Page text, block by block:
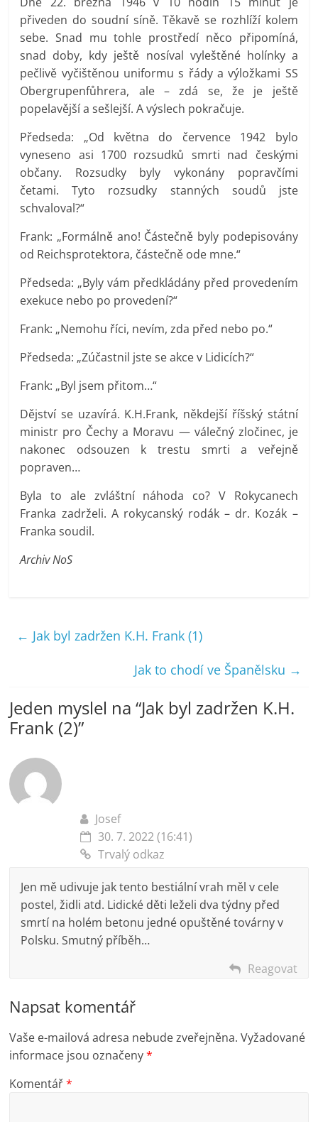
přiveden do soudní síně. Těkavě se rozhlíží kolem
sebe. Snad mu tohle prostředí něco připomíná,
snad doby, kdy ještě nosíval vyleštěné holínky a
pečlivě vyčištěnou uniformu s řády a výložkami SS
Obergrupenfůhrera, ale – zdá se, že je ještě
popelavější a sešlejší. A výslech pokračuje.
Předseda: „Od května do července 1942 bylo
vyneseno asi 1700 rozsudků smrti nad českými
občany. Rozsudky byly vykonány popravčími
četami. Tyto rozsudky stanných soudů jste
schvaloval?“
Frank: „Formálně ano! Částečně byly podepisovány
od Reichsprotektora, částečně ode mne.“
Předseda: „Byly vám předkládány před provedením
exekuce nebo po provedení?“
Frank: „Nemohu říci, nevím, zda před nebo po.“
Předseda: „Zúčastnil jste se akce v Lidicích?“
Frank: „Byl jsem přitom…“
Dějství se uzavírá. K.H.Frank, někdejší říšský státní
ministr pro Čechy a Moravu — válečný zločinec, je
nakonec odsouzen k trestu smrti a veřejně
popraven…
Byla to ale zvláštní náhoda co? V Rokycanech
Franka zadrželi. A rokycanský rodák – dr. Kozák –
Franka soudil.
Archiv NoS
← Jak byl zadržen K.H. Frank (1)
Jak to chodí ve Španělsku →
Jeden myslel na “Jak byl zadržen K.H.
Frank (2)”
Josef
30. 7. 2022 (16:41)
Trvalý odkaz
Jen mě udivuje jak tento bestiální vrah měl v cele
postel, židli atd. Lidické děti leželi dva týdny před
smrtí na holém betonu jedné opuštěné továrny v
Polsku. Smutný příběh…
Reagovat
Napsat komentář
Vaše e-mailová adresa nebude zveřejněna. Vyžadované
informace jsou označeny*
Komentář*